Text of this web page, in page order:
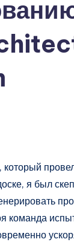
который
я был
команда